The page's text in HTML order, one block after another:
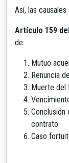
Así, las
Artículo 159
de:
Mutuo
Renuncia
Muerte del
contrato
Caso